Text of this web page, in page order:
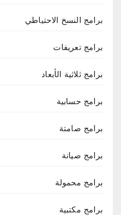
برامج النسخ الاحتياطي
برامج تعريفات
برامج ثلاثية الأبعاد
برامج حسابية
برامج صامتة
برامج صيانة
برامج محمولة
برامج مكتبية